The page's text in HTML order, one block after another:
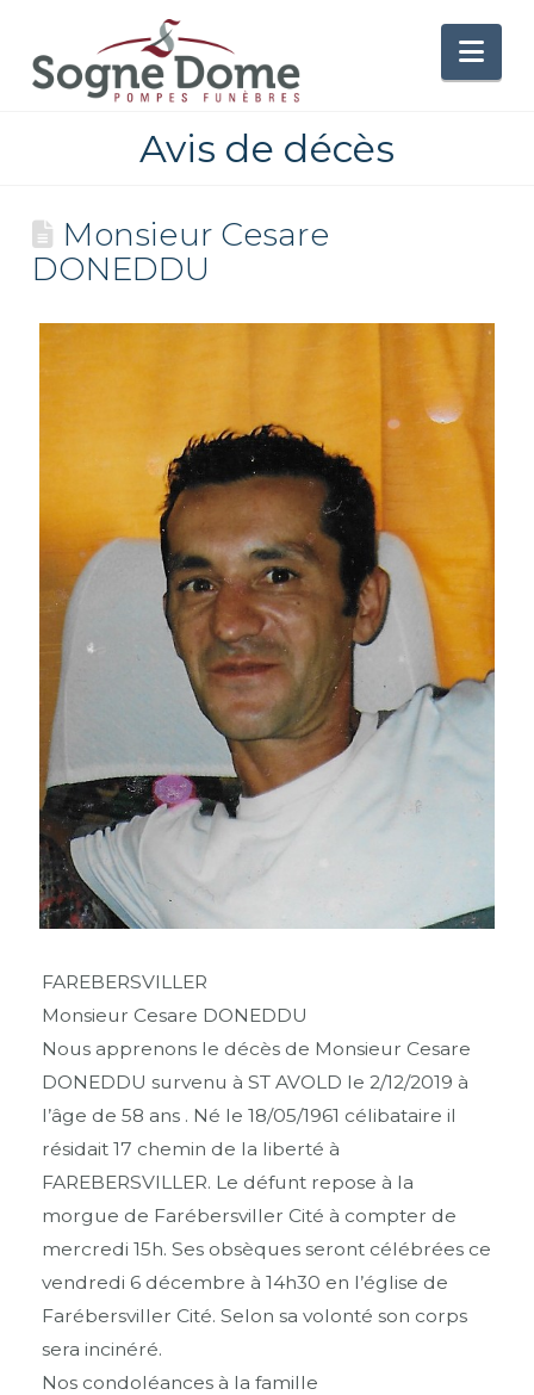
Avis de décès
Monsieur Cesare
DONEDDU
FAREBERSVILLER
Monsieur Cesare DONEDDU
Nous apprenons le décès de Monsieur Cesare
DONEDDU survenu à ST AVOLD le 2/12/2019 à
l’âge de 58 ans . Né le 18/05/1961 célibataire il
résidait 17 chemin de la liberté à
FAREBERSVILLER. Le défunt repose à la
morgue de Farébersviller Cité à compter de
mercredi 15h. Ses obsèques seront célébrées ce
vendredi 6 décembre à 14h30 en l’église de
Farébersviller Cité. Selon sa volonté son corps
sera incinéré.
Nos condoléances à la famille